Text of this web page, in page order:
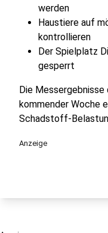
werden
Haustiere auf
kontrollieren
Der Spielplatz
gesperrt
Die
kommender Woche
Schadstoff-
Anzeige